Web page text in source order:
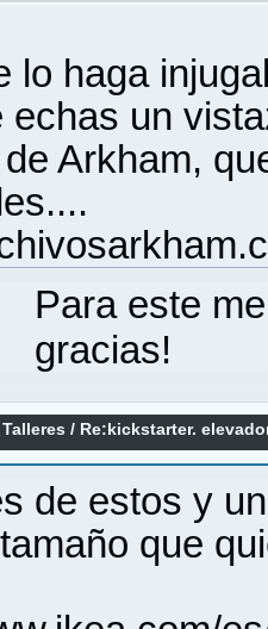
lo haga
echas un
Arkham,
Para este
gracias!
Talleres / Re:kickstarter.
de estos y
que